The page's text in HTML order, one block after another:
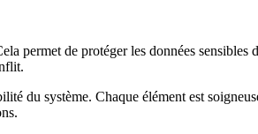
permet de protéger les données
du système. Chaque élément est